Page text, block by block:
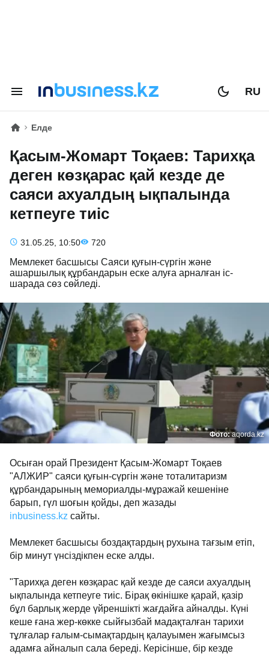
RU
Елде
Қасым-Жомарт Тоқаев: Тарихқа
деген көзқарас қай кезде де
саяси ахуалдың ықпалында
кетпеуге тиіс
31.05.25, 10:50 720
Мемлекет басшысы Саяси қуғын-сүргін және
ашаршылық құрбандарын еске алуға арналған іс-
шарада сөз сөйледі.
Фото:aqorda.kz
Осыған орай Президент Қасым-Жомарт Тоқаев
"АЛЖИР" саяси қуғын-сүргін және тоталитаризм
құрбандарының мемориалды-мұражай кешеніне
барып, гүл шоғын қойды, деп жазады
inbusiness.kz сайты.
Мемлекет басшысы боздақтардың рухына тағзым етіп,
бір минут үнсіздікпен еске алды.
"Тарихқа деген көзқарас қай кезде де саяси ахуалдың
ықпалында кетпеуге тиіс. Бірақ өкінішке қарай, қазір
бұл барлық жерде үйреншікті жағдайға айналды. Күні
кеше ғана жер-көкке сыйғызбай мадақталған тарихи
тұлғалар ғалым-сымақтардың қалауымен жағымсыз
адамға айналып сала береді. Керісінше, бір кезде